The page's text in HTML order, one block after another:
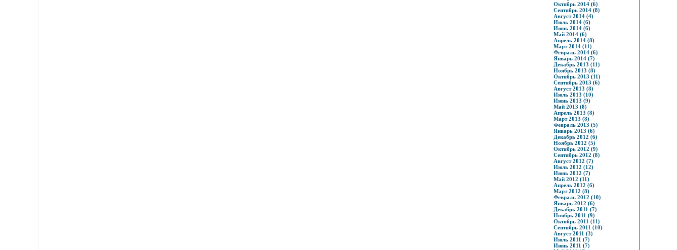
Октябрь 2014 (6)
Сентябрь 2014 (8)
Август 2014 (4)
Июль 2014 (6)
Июнь 2014 (6)
Май 2014 (6)
Апрель 2014 (8)
Март 2014 (11)
Февраль 2014 (6)
Январь 2014 (7)
Декабрь 2013 (11)
Ноябрь 2013 (8)
Октябрь 2013 (11)
Сентябрь 2013 (6)
Август 2013 (8)
Июль 2013 (10)
Июнь 2013 (9)
Май 2013 (8)
Апрель 2013 (8)
Март 2013 (8)
Февраль 2013 (5)
Январь 2013 (6)
Декабрь 2012 (6)
Ноябрь 2012 (5)
Октябрь 2012 (9)
Сентябрь 2012 (8)
Август 2012 (7)
Июль 2012 (12)
Июнь 2012 (7)
Май 2012 (11)
Апрель 2012 (6)
Март 2012 (8)
Февраль 2012 (10)
Январь 2012 (6)
Декабрь 2011 (7)
Ноябрь 2011 (9)
Октябрь 2011 (11)
Сентябрь 2011 (10)
Август 2011 (3)
Июль 2011 (7)
Июнь 2011 (7)